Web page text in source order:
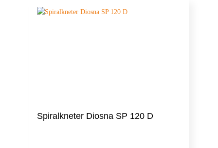
Spiralkneter Diosna SP 120 D